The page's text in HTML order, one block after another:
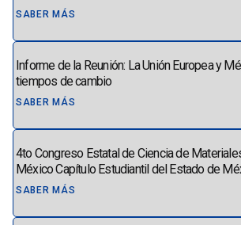
SABER MÁS
Informe de la Reunión: La Unión Europea y
tiempos de cambio
SABER MÁS
4to Congreso Estatal de Ciencia de
México Capítulo Estudiantil del Estado de
SABER MÁS